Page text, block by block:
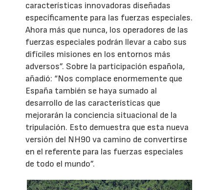
características innovadoras diseñadas
específicamente para las fuerzas especiales.
Ahora más que nunca, los operadores de las
fuerzas especiales podrán llevar a cabo sus
difíciles misiones en los entornos más
adversos”. Sobre la participación española,
añadió: “Nos complace enormemente que
España también se haya sumado al
desarrollo de las características que
mejorarán la conciencia situacional de la
tripulación. Esto demuestra que esta nueva
versión del NH90 va camino de convertirse
en el referente para las fuerzas especiales
de todo el mundo”.